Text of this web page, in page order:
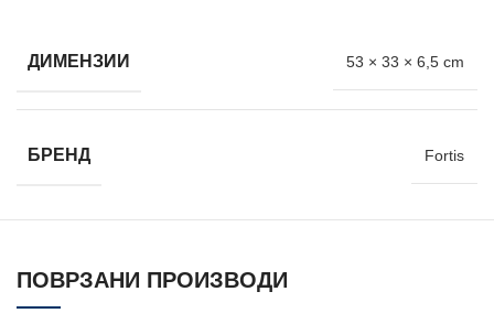
ДИМЕНЗИИ 53 × 33 × 6,5 cm
БРЕНД Fortis
ПОВРЗАНИ ПРОИЗВОДИ